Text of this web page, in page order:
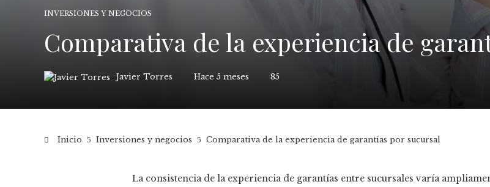
INVERSIONES Y NEGOCIOS
Comparativa de la experiencia de
Javier Torres Hace 5 meses 85
Inicio Inversiones y negocios Comparativa de la experiencia de garantías por sucursal
La consistencia de la experiencia de garantías entre sucursales varía